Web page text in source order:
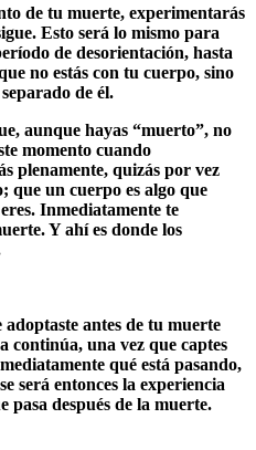
de tu muerte, experimentarás
Esto será lo mismo para
de desorientación, hasta
no estás con tu cuerpo, sino
de él.
aunque hayas “muerto”, no
momento cuando
plenamente, quizás por vez
que un cuerpo es algo que
Inmediatamente te
Y ahí es donde los
adoptaste antes de tu muerte
continúa, una vez que captes
qué está pasando,
será entonces la experiencia
pasa después de la muerte.